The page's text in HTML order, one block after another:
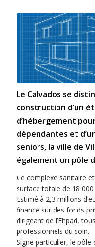
Le Calvados se
construction d’un
d’hébergement
dépendantes et
seniors, la ville de
également un pôle
Ce complexe sanitaire
surface totale de 18 000
Estimé à 2,3 millions
financé sur des fonds
dirigeant de l’Ehpad,
professionnels du soin.
Signe particulier, le